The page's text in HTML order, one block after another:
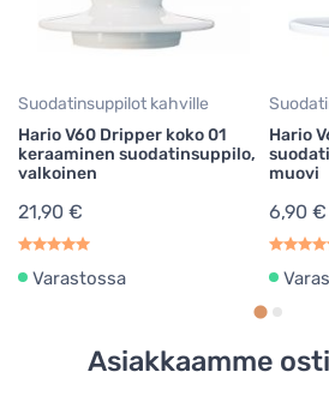
Suodatinsuppilot kahville
Hario V60 Dripper koko 01
keraaminen suodatinsuppilo,
valkoinen
21,90 €
Varastossa
Hario
muovi
6,90 €
Asiakkaamme